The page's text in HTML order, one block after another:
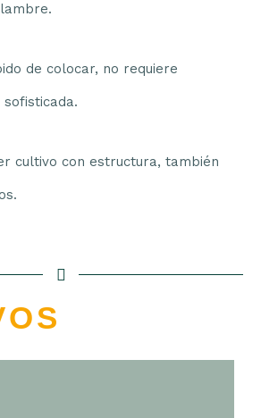
de colocar, no requiere
cultivo con estructura, también